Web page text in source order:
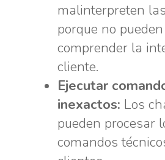
malinterpreten
porque no pueden
comprender la
cliente.
Ejecutar
inexactos: Los
pueden procesar
comandos